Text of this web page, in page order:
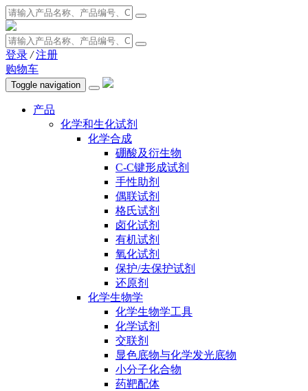
登录 / 注册
购物车
Toggle navigation
产品
化学和生化试剂
化学合成
硼酸及衍生物
C-C键形成试剂
手性助剂
偶联试剂
格氏试剂
卤化试剂
有机试剂
氧化试剂
保护/去保护试剂
还原剂
化学生物学
化学生物学工具
化学试剂
交联剂
显色底物与化学发光底物
小分子化合物
药靶配体